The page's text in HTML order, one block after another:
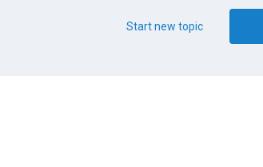
Start new topic